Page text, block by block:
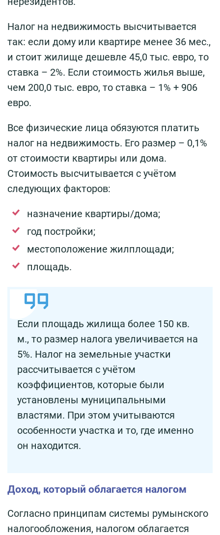
Налог на недвижимость высчитывается
так: если дому или квартире менее 36 мес.,
и стоит жилище дешевле 45,0 тыс. евро, то
ставка – 2%. Если стоимость жилья выше,
чем 200,0 тыс. евро, то ставка – 1% + 906
евро.
Все физические лица обязуются платить
налог на недвижимость. Его размер – 0,1%
от стоимости квартиры или дома.
Стоимость высчитывается с учётом
следующих факторов:
назначение квартиры/дома;
год постройки;
местоположение жилплощади;
площадь.
Если площадь жилища более 150 кв.
м., то размер налога увеличивается на
5%. Налог на земельные участки
рассчитывается с учётом
коэффициентов, которые были
установлены муниципальными
властями. При этом учитываются
особенности участка и то, где именно
он находится.
Доход, который облагается налогом
Согласно принципам системы румынского
налогообложения, налогом облагается